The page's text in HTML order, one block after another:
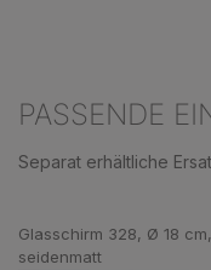
PASSENDE
Separat erhältliche
Glasschirm 328, Ø 18
seidenmatt